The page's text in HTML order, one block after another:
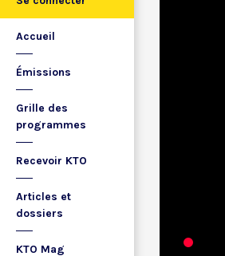
Accueil
Émissions
Grille des
programmes
Recevoir KTO
Articles et
dossiers
KTO Mag